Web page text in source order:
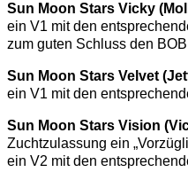
Sun Moon Stars Vicky
ein V1 mit den
zum guten Schluss den
Sun Moon Stars Velvet
ein V1 mit den
Sun Moon Stars Vision
Zuchtzulassung ein
ein V2 mit den